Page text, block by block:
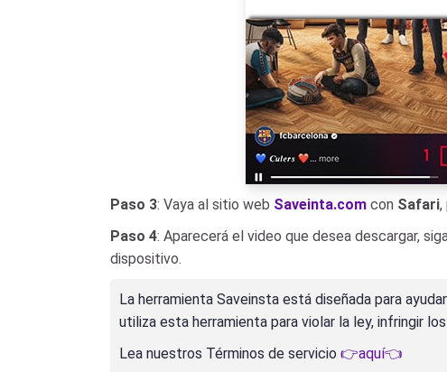
Paso 3: Vaya al sitio web Saveinta.com con Safari,
Paso 4: Aparecerá el video que desea descargar,
dispositivo.
La herramienta Saveinsta está diseñada para
utiliza esta herramienta para violar la ley, infringir
Lea nuestros Términos de servicio 👉aquí👈